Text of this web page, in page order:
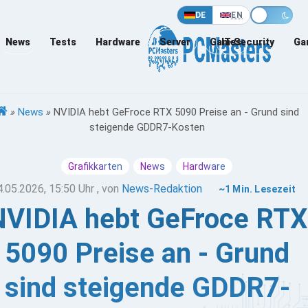
DE EN
News Tests Hardware Server Games
IT-Security
» News » NVIDIA hebt GeFroce RTX 5090 Preise an - Grund sind
steigende GDDR7-Kosten
Grafikkarten News Hardware
15:50 Uhr , von News-Redaktion ~1 Min. Lesezeit
hebt GeFroce RTX
5090 Preise an - Grund
sind steigende GDDR7-